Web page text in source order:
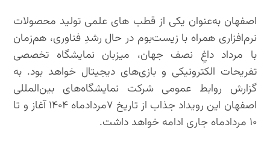
اصفهان به‌عنوان یکی از قطب های علمی تولید محصولات
نرم‌افزاری همراه با زیست‌بوم در حال رشدِ فناوری، هم‌زمان
با مرداد داغِ نصف جهان، میزبان نمایشگاه تخصصی
تفریحات الکترونیکی و بازی‌های دیجیتال خواهد بود. به
گزارش روابط عمومی شرکت نمایشگاه‌های بین‌المللی
اصفهان این رویداد جذاب از تاریخ ۷مردادماه ۱۴۰۴ آغاز و تا
۱۰ مردادماه جاری ادامه خواهد داشت.